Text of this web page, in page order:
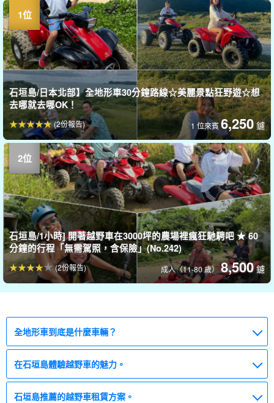
石垣島/日本北部】全地形車30分鐘路線☆美麗景點狂野遊☆想
去哪就去哪OK！
1 位來賓6,250 鑢
(2份報告)
石垣島/1小時] 開著越野車在3000坪的農場裡瘋狂馳騁吧 ★ 60
分鐘的行程「無需駕照，含保險」(No.242)
成人（11-80 歲）8,500 鑢
(2份報告)
全地形車到底是什麼車輛？
在石垣島體驗越野車的魅力。
石垣島推薦的越野車租賃方案。